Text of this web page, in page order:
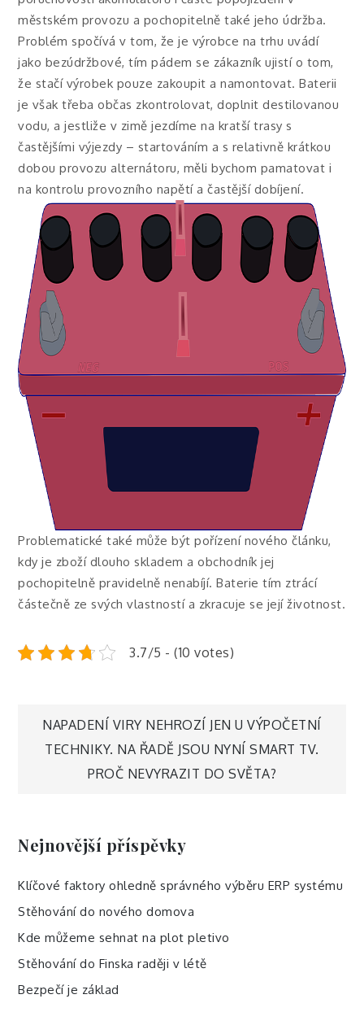
městském provozu a pochopitelně také jeho údržba.
Problém spočívá v tom, že je výrobce na trhu uvádí
jako bezúdržbové, tím pádem se zákazník ujistí o tom,
že stačí výrobek pouze zakoupit a namontovat. Baterii
je však třeba občas zkontrolovat, doplnit destilovanou
vodu, a jestliže v zimě jezdíme na kratší trasy s
častějšími výjezdy – startováním a s relativně krátkou
dobou provozu alternátoru, měli bychom pamatovat i
na kontrolu provozního napětí a častější dobíjení.
Problematické také může být pořízení nového článku,
kdy je zboží dlouho skladem a obchodník jej
pochopitelně pravidelně nenabíjí. Baterie tím ztrácí
částečně ze svých vlastností a zkracuje se její životnost.
3.7/5 - (10 votes)
Navigace
pro
NAPADENÍ VIRY NEHROZÍ JEN U VÝPOČETNÍ
TECHNIKY. NA ŘADĚ JSOU NYNÍ SMART TV.
PROČ NEVYRAZIT DO SVĚTA?
Nejnovější příspěvky
Klíčové faktory ohledně správného výběru ERP systému
Stěhování do nového domova
Kde můžeme sehnat na plot pletivo
Stěhování do Finska raději v létě
Bezpečí je základ